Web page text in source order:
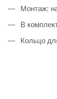
Монтаж:
В
Кольцо